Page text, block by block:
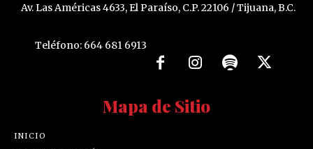
Av. Las Américas 4633, El Paraíso, C.P. 22106 / Tijuana, B.C.
Teléfono: 664 681 6913
Mapa de Sitio
INICIO